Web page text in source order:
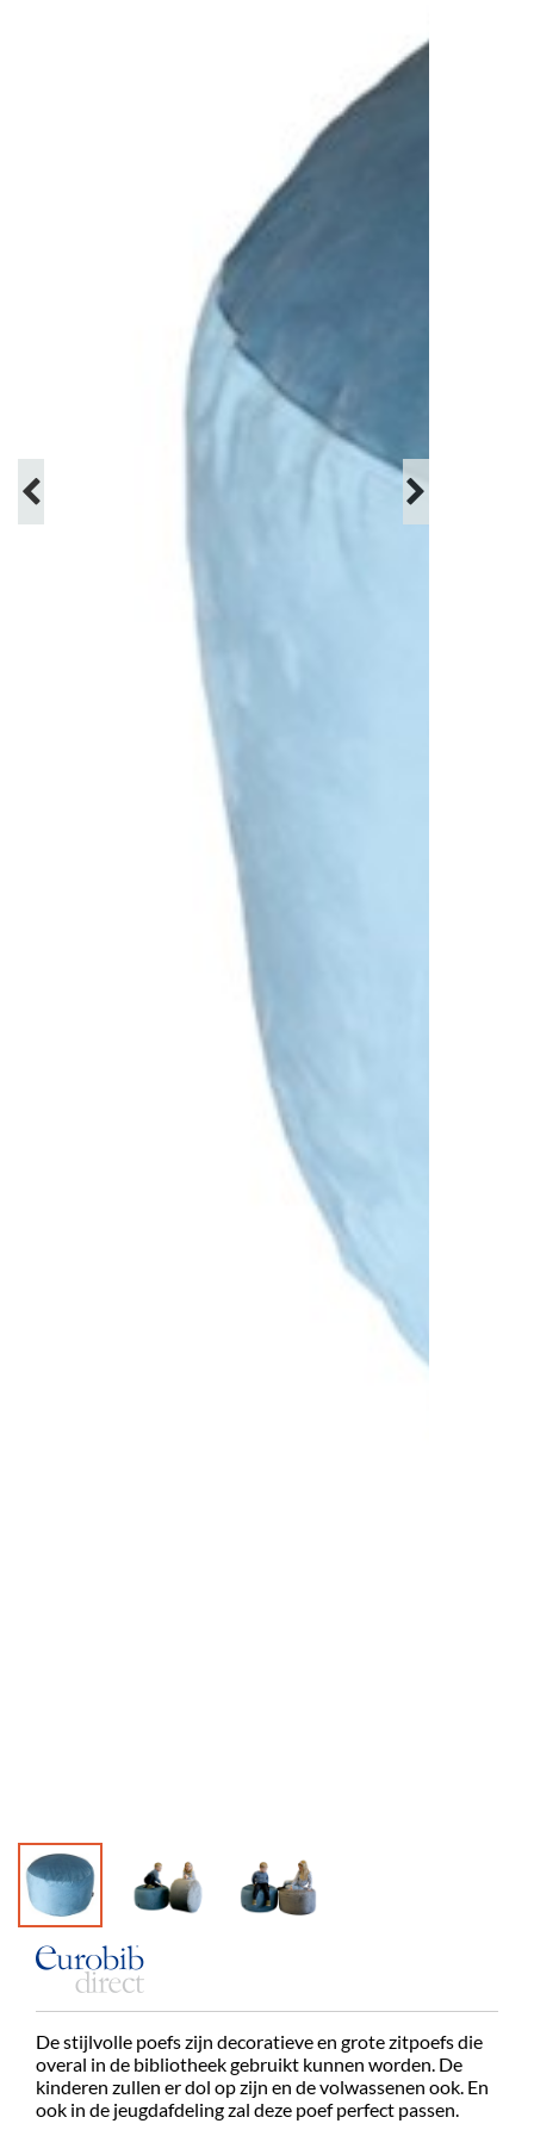
De stijlvolle poefs zijn decoratieve en grote zitpoefs die
overal in de bibliotheek gebruikt kunnen worden. De
kinderen zullen er dol op zijn en de volwassenen ook. En
ook in de jeugdafdeling zal deze poef perfect passen.